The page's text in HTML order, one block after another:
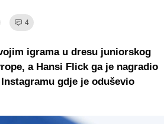
4
igrama u dresu juniorskog
a Hansi Flick ga je nagradio
gdje je oduševio